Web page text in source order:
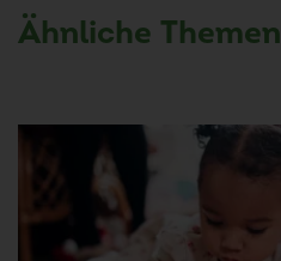
Ähnliche Themen